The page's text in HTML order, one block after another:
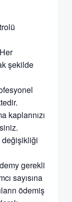
şekilde
kaplarınızı
değişikliği
gerekli
sayısına
ödemiş